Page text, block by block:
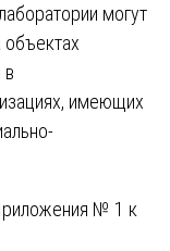
могут
объектах
в
имеющих
№ 1 к